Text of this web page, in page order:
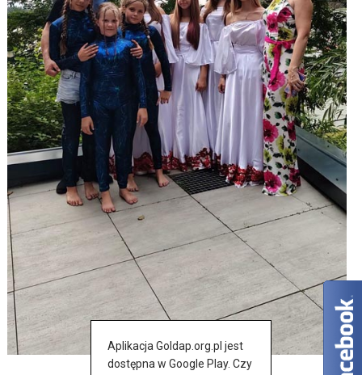
Aplikacja Goldap.org.pl jest
dostępna w Google Play. Czy